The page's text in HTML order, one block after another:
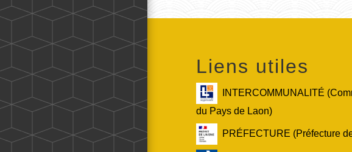
Liens utiles
INTERCOMMUNALITÉ
du Pays de Laon)
PRÉFECTURE (Préfecture